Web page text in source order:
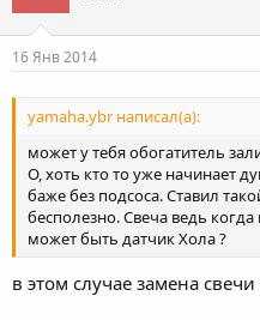
16 Янв 2014
yamaha.ybr написал(а):
может у тебя обогатитель
О, хоть кто то уже начинает
баже без подсоса. Ставил
бесполезно. Свеча ведь
может быть датчик Хола ?
в этом случае замена